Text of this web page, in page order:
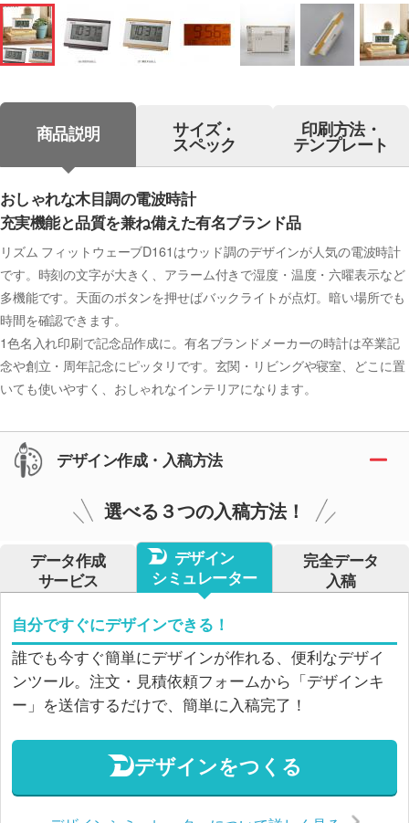
商品説明 サイズ・
スペック
印刷方法・
テンプレート
おしゃれな木目調の電波時計
充実機能と品質を兼ね備えた有名ブランド品
リズム フィットウェーブD161はウッド調のデザインが人気の電波時計
です。時刻の文字が大きく、アラーム付きで湿度・温度・六曜表示など
多機能です。天面のボタンを押せばバックライトが点灯。暗い場所でも
時間を確認できます。
1色名入れ印刷で記念品作成に。有名ブランドメーカーの時計は卒業記
念や創立・周年記念にピッタリです。玄関・リビングや寝室、どこに置
いても使いやすく、おしゃれなインテリアになります。
デザイン作成・入稿方法
選べる３つの入稿方法！
データ作成
サービス
デザイン
シミュレーター
完全データ
入稿
自分ですぐにデザインできる！
誰でも今すぐ簡単にデザインが作れる、便利なデザイ
ンツール。注文・見積依頼フォームから「デザインキ
ー」を送信するだけで、簡単に入稿完了！
デザインをつくる